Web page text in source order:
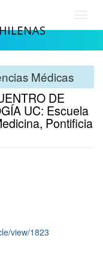
Médicas
DE
UC: Escuela
Pontificia
view/1823